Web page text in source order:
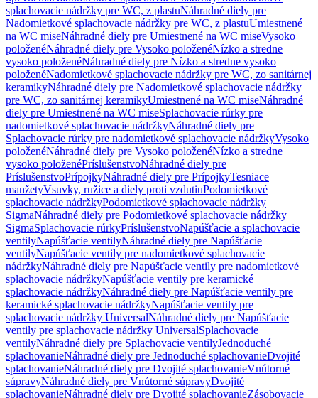
splachovacie nádržky pre WC, z plastuNáhradné diely pre
Nadomietkové splachovacie nádržky pre WC, z plastuUmiestnené
na WC miseNáhradné diely pre Umiestnené na WC miseVysoko
položenéNáhradné diely pre Vysoko položenéNízko a stredne
vysoko položenéNáhradné diely pre Nízko a stredne vysoko
položenéNadomietkové splachovacie nádržky pre WC, zo sanitárnej
keramikyNáhradné diely pre Nadomietkové splachovacie nádržky
pre WC, zo sanitárnej keramikyUmiestnené na WC miseNáhradné
diely pre Umiestnené na WC miseSplachovacie rúrky pre
nadomietkové splachovacie nádržkyNáhradné diely pre
Splachovacie rúrky pre nadomietkové splachovacie nádržkyVysoko
položenéNáhradné diely pre Vysoko položenéNízko a stredne
vysoko položenéPríslušenstvoNáhradné diely pre
PríslušenstvoPrípojkyNáhradné diely pre PrípojkyTesniace
manžetyVsuvky, ružice a diely proti vzdutiuPodomietkové
splachovacie nádržkyPodomietkové splachovacie nádržky
SigmaNáhradné diely pre Podomietkové splachovacie nádržky
SigmaSplachovacie rúrkyPríslušenstvoNapúšťacie a splachovacie
ventilyNapúšťacie ventilyNáhradné diely pre Napúšťacie
ventilyNapúšťacie ventily pre nadomietkové splachovacie
nádržkyNáhradné diely pre Napúšťacie ventily pre nadomietkové
splachovacie nádržkyNapúšťacie ventily pre keramické
splachovacie nádržkyNáhradné diely pre Napúšťacie ventily pre
keramické splachovacie nádržkyNapúšťacie ventily pre
splachovacie nádržky UniversalNáhradné diely pre Napúšťacie
ventily pre splachovacie nádržky UniversalSplachovacie
ventilyNáhradné diely pre Splachovacie ventilyJednoduché
splachovanieNáhradné diely pre Jednoduché splachovanieDvojité
splachovanieNáhradné diely pre Dvojité splachovanieVnútorné
súpravyNáhradné diely pre Vnútorné súpravyDvojité
splachovanieNáhradné diely pre Dvojité splachovanieZásobovacie